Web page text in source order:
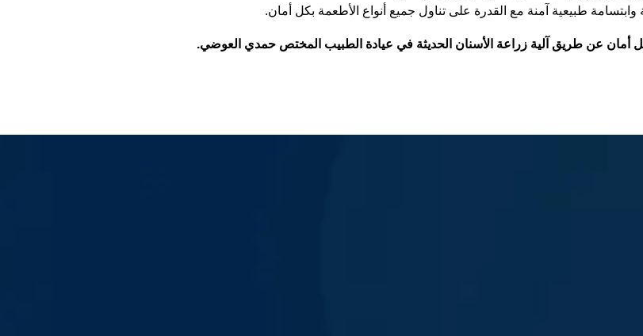
وابتسامة طبيعية آمنة مع القدرة على تناول جميع أنواع الأطعمة بكل أمان.
أمان عن طريق آلية زراعة الأسنان الحديثة في عيادة الطبيب المختص حمدي العوضي.